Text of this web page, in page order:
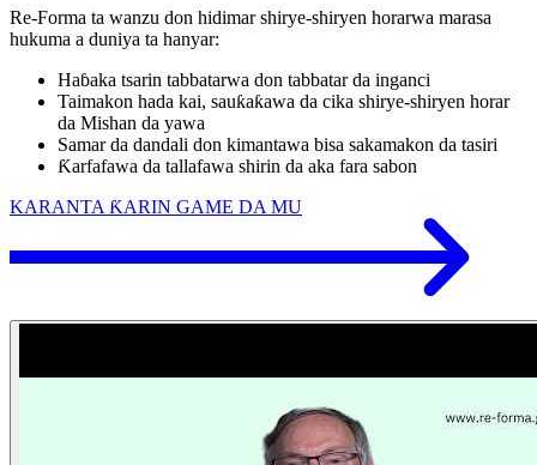
Re-Forma ta wanzu don hidimar shirye-shiryen horarwa marasa
hukuma a duniya ta hanyar:
Haɓaka tsarin tabbatarwa don tabbatar da inganci
Taimakon hada kai, sauƙaƙawa da cika shirye-shiryen horar
da Mishan da yawa
Samar da dandali don kimantawa bisa sakamakon da tasiri
Ƙarfafawa da tallafawa shirin da aka fara sabon
KARANTA ƘARIN GAME DA MU